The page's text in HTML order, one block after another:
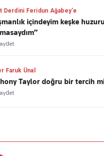
Derdini Feridun Ağabey'e
içindeyim keşke
Faruk Ünal
Taylor doğru bir tercih